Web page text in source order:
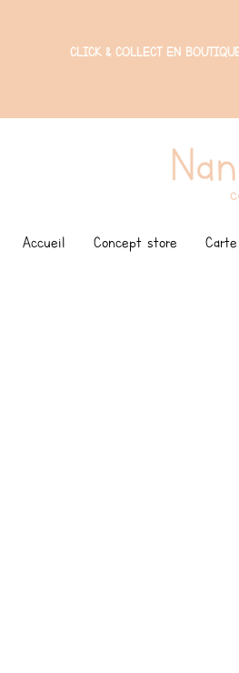
CLICK & COLLECT EN
Accueil Concept store